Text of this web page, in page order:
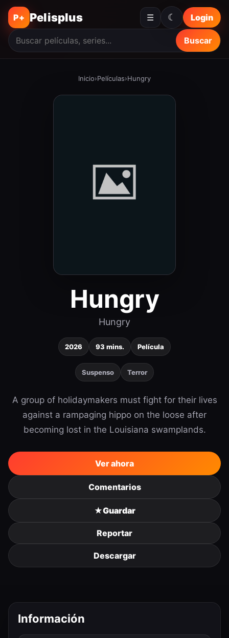
P+ Pelisplus ☰
Buscar
Login
☾
Inicio›Películas›Hungry
Hungry
Hungry
2026 93 mins. Película
Suspenso Terror
A group of holidaymakers must fight for their lives
against a rampaging hippo on the loose after
becoming lost in the Louisiana swamplands.
Ver ahora
Comentarios
★Guardar
Reportar
Descargar
Información